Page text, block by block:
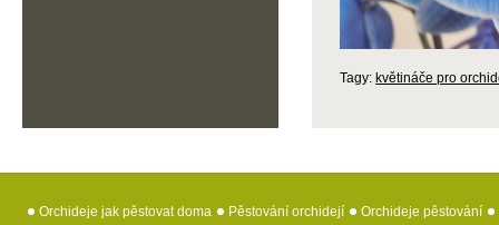
Tagy: květináče pro
Orchideje jak pěstovat doma Pěstování orchidejí Orchideje pěstování